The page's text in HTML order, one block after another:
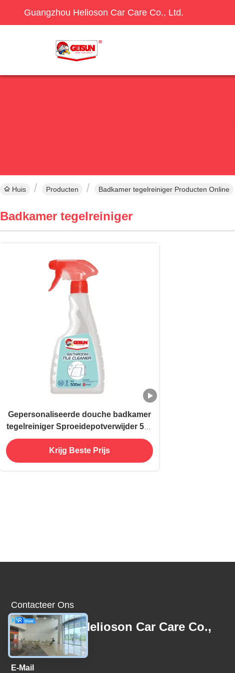
Guangzhou Helioson Car Care Co., Ltd.
Huis Producten Badkamer tegelreiniger Producten Online
Badkamer tegelreiniger
Gepersonaliseerde douche badkamer
tegelreiniger Sproeidepotverwijder 500
ml
Krijg Beste Prijs
Contacteer Ons
Guangzhou Helioson Car Care Co.,
Ltd.
E-Mail